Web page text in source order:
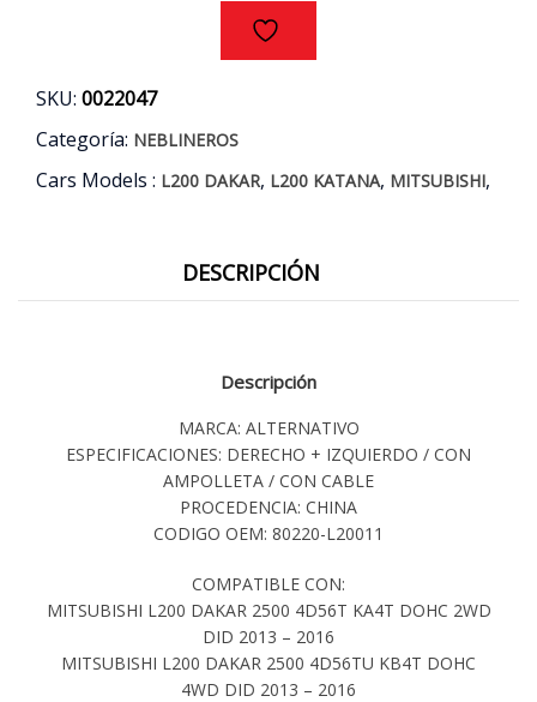
SKU: 0022047
Categoría: NEBLINEROS
Cars Models : L200 DAKAR, L200 KATANA, MITSUBISHI,
DESCRIPCIÓN
Descripción
MARCA: ALTERNATIVO
ESPECIFICACIONES: DERECHO + IZQUIERDO / CON
AMPOLLETA / CON CABLE
PROCEDENCIA: CHINA
CODIGO OEM: 80220-L20011
COMPATIBLE CON:
MITSUBISHI L200 DAKAR 2500 4D56T KA4T DOHC 2WD
DID 2013 – 2016
MITSUBISHI L200 DAKAR 2500 4D56TU KB4T DOHC
4WD DID 2013 – 2016